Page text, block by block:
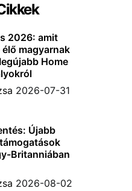
2026: amit
magyarnak
Home
2026-07-31
Újabb
Britanniában
2026-08-02